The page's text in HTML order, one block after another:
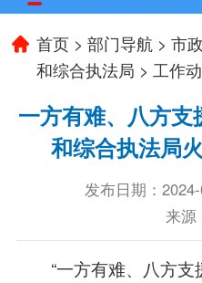
首页 >部门导航 >市
和综合执法局 > 工作
一方有难、八方
和综合执法局
发布日期：
来源
“一方有难、八方支